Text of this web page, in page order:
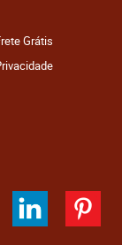
Grátis